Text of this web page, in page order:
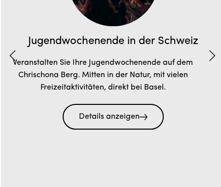
Jugendwochenende in der Schweiz
Veranstalten Sie Ihre Jugendwochenende auf dem
Chrischona Berg. Mitten in der Natur, mit vielen
Freizeitaktivitäten, direkt bei Basel.
Details anzeigen